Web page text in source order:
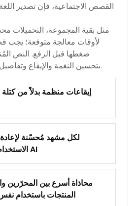
القصص الاجتماعية، فإن تصدير
لأوقات معالجة متوقعة؛ يجب
ضغطها قبل الرفع. النص
بتحسين النغمة والإيقاع وتفاصيل السلامة قبل النشر.
إيقاعات منظمة بدلاً من
الاستخدام في أدوات فيديو AI
محاذاة أسرع بين المحرّرين
المنتجات باستخدام